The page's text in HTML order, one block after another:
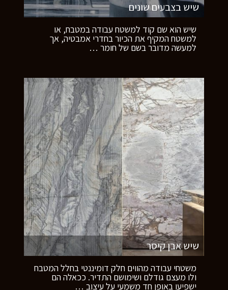
שיש בצבעים שונים
שיש הוא שם קוד למשטח עבודה במטבח, או
למשטח המקיף את הכיור בחדרי אמבטיה, אך
למעשה מדובר בשם של חומר …
שיש אבן קיסר
משטחי עבודה מהווים חלק דומיננטי בחלל המטבח
ולו מעצם גודלם ושימושם התדיר. ככאלה הם
ישפיעו באופן חד משמעי על עיצוב …